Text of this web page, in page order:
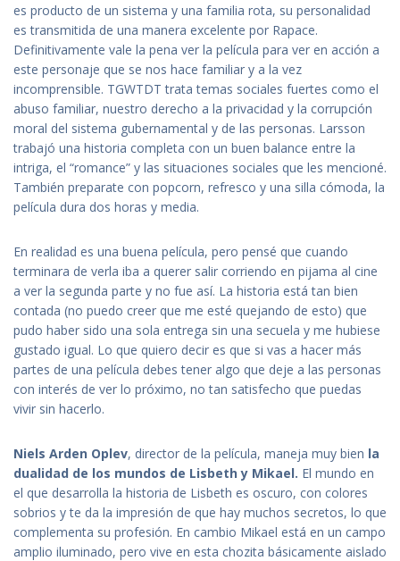
es producto de un sistema y una familia rota, su personalidad
es transmitida de una manera excelente por Rapace.
Definitivamente vale la pena ver la película para ver en acción a
este personaje que se nos hace familiar y a la vez
incomprensible. TGWTDT trata temas sociales fuertes como el
abuso familiar, nuestro derecho a la privacidad y la corrupción
moral del sistema gubernamental y de las personas. Larsson
trabajó una historia completa con un buen balance entre la
intriga, el “romance” y las situaciones sociales que les mencioné.
También preparate con popcorn, refresco y una silla cómoda, la
película dura dos horas y media.
En realidad es una buena película, pero pensé que cuando
terminara de verla iba a querer salir corriendo en pijama al cine
a ver la segunda parte y no fue así. La historia está tan bien
contada (no puedo creer que me esté quejando de esto) que
pudo haber sido una sola entrega sin una secuela y me hubiese
gustado igual. Lo que quiero decir es que si vas a hacer más
partes de una película debes tener algo que deje a las personas
con interés de ver lo próximo, no tan satisfecho que puedas
vivir sin hacerlo.
Niels Arden Oplev, director de la película, maneja muy bien la
dualidad de los mundos de Lisbeth y Mikael. El mundo en
el que desarrolla la historia de Lisbeth es oscuro, con colores
sobrios y te da la impresión de que hay muchos secretos, lo que
complementa su profesión. En cambio Mikael está en un campo
amplio iluminado, pero vive en esta chozita básicamente aislado